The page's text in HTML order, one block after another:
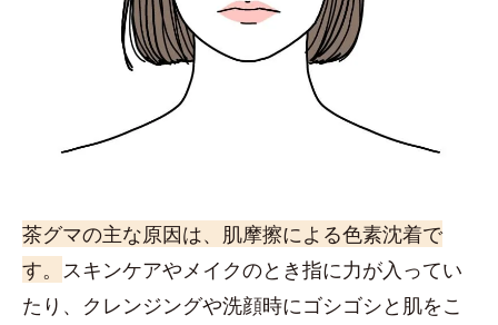
茶グマの主な原因は、肌摩擦による色素沈着で
す。 スキンケアやメイクのとき指に力が入ってい
たり、クレンジングや洗顔時にゴシゴシと肌をこ